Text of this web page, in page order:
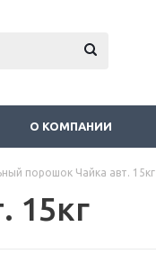
О КОМПАНИИ
порошок Чайка авт. 15кг
15кг